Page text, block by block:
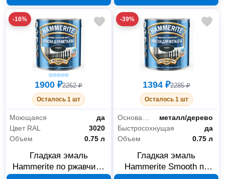
-16%
1900 ₽2262 ₽
Осталось 1 шт
Моющаяся
да
Цвет RAL
3020
Объем
0.75 л
Гладкая эмаль
Hammerite по ржавчине
-39%
1394 ₽2285 ₽
Осталось 1 шт
металл/дерево
Быстросохнущая
да
Объем
0.75 л
Гладкая эмаль
Hammerite Smooth по